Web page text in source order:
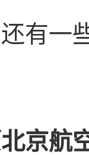
有一
京航